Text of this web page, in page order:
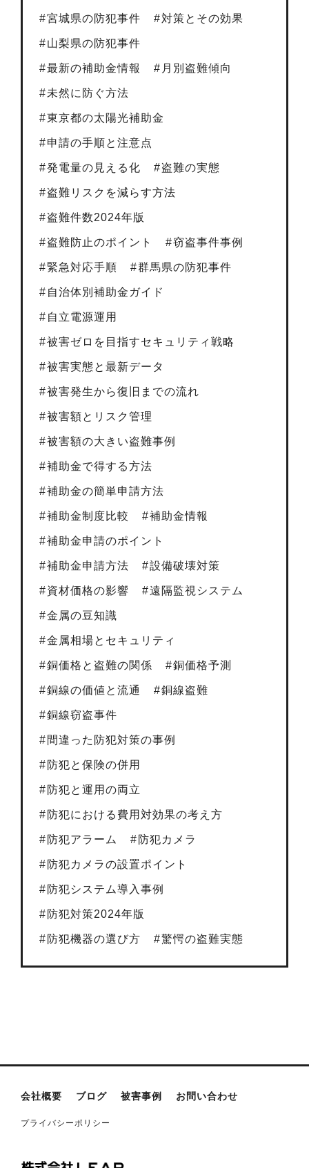
宮城県の防犯事件 対策とその効果
山梨県の防犯事件
最新の補助金情報 月別盗難傾向
未然に防ぐ方法
東京都の太陽光補助金
申請の手順と注意点
発電量の見える化 盗難の実態
盗難リスクを減らす方法
盗難件数2024年版
盗難防止のポイント 窃盗事件事例
緊急対応手順 群馬県の防犯事件
自治体別補助金ガイド
自立電源運用
被害ゼロを目指すセキュリティ戦略
被害実態と最新データ
被害発生から復旧までの流れ
被害額とリスク管理
被害額の大きい盗難事例
補助金で得する方法
補助金の簡単申請方法
補助金制度比較 補助金情報
補助金申請のポイント
補助金申請方法 設備破壊対策
資材価格の影響 遠隔監視システム
金属の豆知識
金属相場とセキュリティ
銅価格と盗難の関係 銅価格予測
銅線の価値と流通 銅線盗難
銅線窃盗事件
間違った防犯対策の事例
防犯と保険の併用
防犯と運用の両立
防犯における費用対効果の考え方
防犯アラーム 防犯カメラ
防犯カメラの設置ポイント
防犯システム導入事例
防犯対策2024年版
防犯機器の選び方 驚愕の盗難実態
会社概要 ブログ 被害事例 お問い合わせ
プライバシーポリシー